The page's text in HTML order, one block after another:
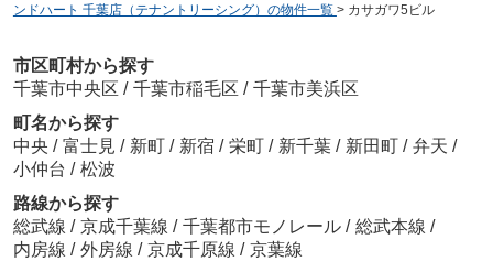
ンドハート 千葉店（テナントリーシング）の物件一覧 > カサガワ5ビル
市区町村から探す
千葉市中央区 / 千葉市稲毛区 / 千葉市美浜区
町名から探す
中央 / 富士見 / 新町 / 新宿 / 栄町 / 新千葉 / 新田町 / 弁天 /
小仲台 / 松波
路線から探す
総武線 / 京成千葉線 / 千葉都市モノレール / 総武本線 /
内房線 / 外房線 / 京成千原線 / 京葉線